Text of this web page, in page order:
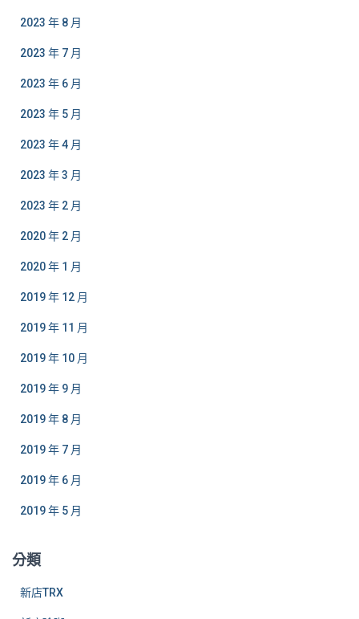
2023 年 8 月
2023 年 7 月
2023 年 6 月
2023 年 5 月
2023 年 4 月
2023 年 3 月
2023 年 2 月
2020 年 2 月
2020 年 1 月
2019 年 12 月
2019 年 11 月
2019 年 10 月
2019 年 9 月
2019 年 8 月
2019 年 7 月
2019 年 6 月
2019 年 5 月
分類
新店TRX